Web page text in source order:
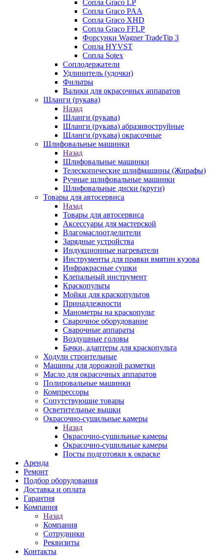
Сопла Graco LP
Сопла Graco PAA
Сопла Graco XHD
Сопла Graco FFLP
Форсунки Wagner TradeTip 3
Сопла HYVST
Сопла Sotex
Соплодержатели
Удлинитель (удочки)
Фильтры
Валики для окрасочных аппаратов
Шланги (рукава)
Назад
Шланги (рукава)
Шланги (рукава) абразивоструйные
Шланги (рукава) окрасочные
Шлифовальные машинки
Назад
Шлифовальные машинки
Телескопические шлифмашины (Жирафы)
Ручные шлифовальные машинки
Шлифовальные диски (круги)
Товары для автосервиса
Назад
Товары для автосервиса
Аксессуары для мастерской
Влагомаслоотделители
Зарядные устройства
Индукционные нагреватели
Инструменты для правки вмятин кузова
Инфракрасные сушки
Клепальный инструмент
Краскопульты
Мойки для краскопультов
Принадлежности
Манометры на краскопульт
Сварочное оборудование
Сварочные аппараты
Воздушные головы
Бачки, адаптеры для краскопульта
Ходули строительные
Машины для дорожной разметки
Масло для окрасочных аппаратов
Полировальные машинки
Компрессоры
Сопутствующие товары
Осветительные вышки
Окрасочно-сушильные камеры
Назад
Окрасочно-сушильные камеры
Окрасочно-сушильные камеры
Посты подготовки к окраске
Аренда
Ремонт
Подбор оборудования
Доставка и оплата
Гарантия
Компания
Назад
Компания
Сотрудники
Реквизиты
Контакты